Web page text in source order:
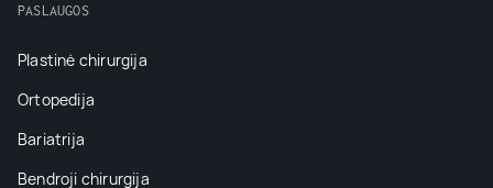
PASLAUGOS
Plastinė chirurgija
Ortopedija
Bariatrija
Bendroji chirurgija